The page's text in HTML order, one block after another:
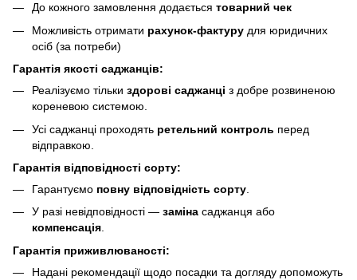
До кожного замовлення додається товарний чек
Можливість отримати рахунок-фактуру для юридичних
осіб (за потреби)
Гарантія якості саджанців:
Реалізуємо тільки здорові саджанці з добре розвиненою
кореневою системою.
Усі саджанці проходять ретельний контроль перед
відправкою.
Гарантія відповідності сорту:
Гарантуємо повну відповідність сорту
У разі невідповідності — заміна саджанця або
компенсація.
Гарантія приживлюваності:
Надані рекомендації щодо посадки та догляду допоможуть